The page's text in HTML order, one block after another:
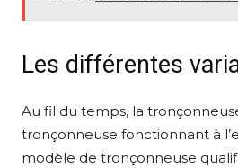
Les différentes
Au fil du temps, la
tronçonneuse fonctionnant à
modèle de tronçonneuse